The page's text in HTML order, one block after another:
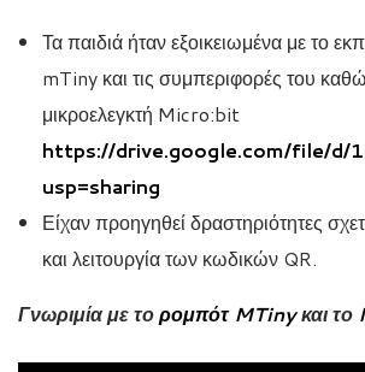
Τα παιδιά ήταν εξοικειωμένα με το
mTiny και τις συμπεριφορές του
μικροελεγκτή Micro:bit
https://drive.google.com/file/d/
usp=sharing
Είχαν προηγηθεί δραστηριότητες
και λειτουργία των κωδικών QR.
Γνωριμία με τορομπότ MTinyκαι το